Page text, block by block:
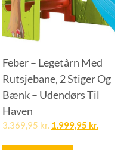
Feber – Legetårn Med
Rutsjebane, 2 Stiger Og
Bænk – Udendørs Til
Haven
3.369,95kr. 1.999,95 kr.